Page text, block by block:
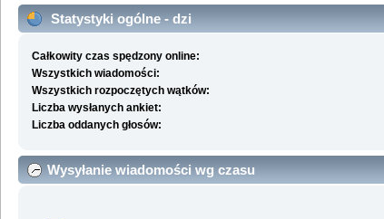
Statystyki ogólne - dzi
Całkowity czas spędzony online:
Wszystkich wiadomości:
Wszystkich rozpoczętych wątków:
Liczba wysłanych ankiet:
Liczba oddanych głosów:
Wysyłanie wiadomości wg czasu